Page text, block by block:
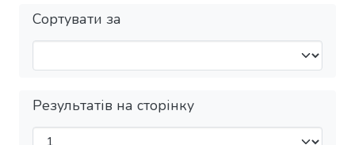
Сортувати за
Результатів на сторінку